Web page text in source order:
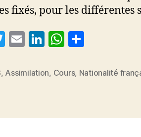
fixés, pour les différentes
T
itt
E
ai
Li
k
n
W
at
p
rt
er
, Assimilation, Cours, Nationalité